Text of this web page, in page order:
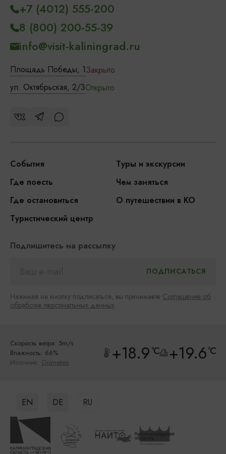
Площадь Победы, 1Закрыто
ул. Октябрьская, 2/3Открыто
+7 (4012) 555-200
8 (800) 200-55-39
info@visit-kaliningrad.ru
События
Туры и экскурсии
Где поесть
Чем заняться
Где остановиться
О путешествии в КО
Туристический центр
Подпишитесь на рассылку
Нажимая на кнопку подписаться, вы принимаете Соглашение об
обработке персональных данных
Скорость ветра: 5m/s
Влажность: 66%
Источник: Gismeteo +18.9°C +19.6°C
EN DE RU